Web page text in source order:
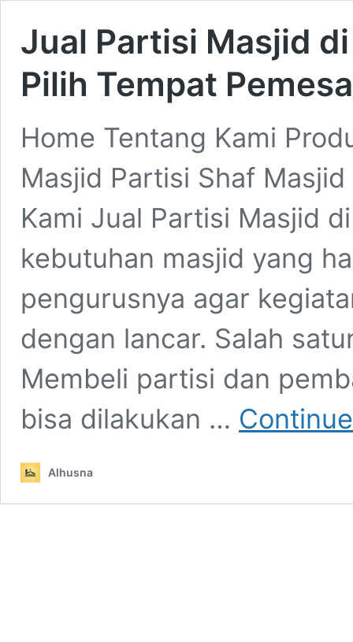
Jual Partisi Masjid
Pilih Tempat
Home Tentang Kami
Masjid Partisi Shaf
Kami Jual Partisi Masjid
kebutuhan masjid yang
pengurusnya agar
dengan lancar. Salah
Membeli partisi dan
bisa dilakukan …
Alhusna